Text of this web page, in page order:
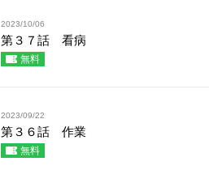
2023/10/06
第３７話 看病
無料
2023/09/22
第３６話 作業
無料